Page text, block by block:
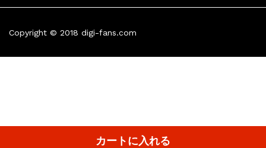
カートに入れる
Copyright © 2018 digi-fans.com